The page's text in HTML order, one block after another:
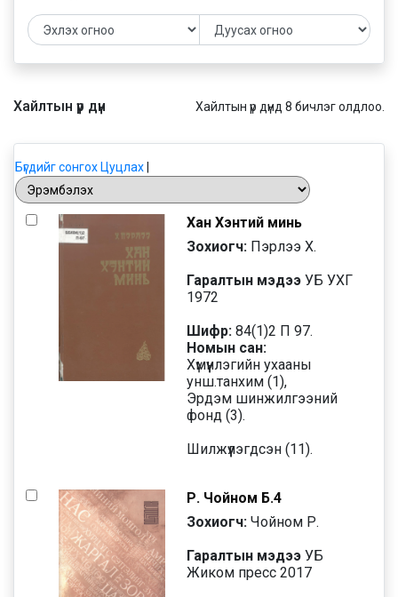
Хайлтын үр дүн Хайлтын үр дүнд 8 бичлэг олдлоо.
Бүгдийг сонгох Цуцлах
Хан Хэнтий минь
Зохиогч: Пэрлээ Х.
Гаралтын мэдээ УБ УХГ
1972
Шифр: 84(1)2 П 97.
Номын сан:
Хүмүүнлэгийн ухааны
унш.танхим (1),
Эрдэм шинжилгээний
фонд (3).
Шилжүүлэгдсэн (11).
Р. Чойном Б.4
Зохиогч: Чойном Р.
Гаралтын мэдээ УБ
Жиком пресс 2017